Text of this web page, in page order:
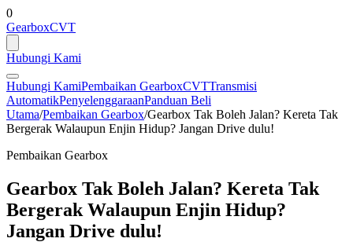
0
GearboxCVT
Hubungi Kami
Hubungi KamiPembaikan GearboxCVTTransmisi
AutomatikPenyelenggaraanPanduan Beli
Utama/Pembaikan Gearbox/Gearbox Tak Boleh Jalan? Kereta Tak
Bergerak Walaupun Enjin Hidup? Jangan Drive dulu!
Pembaikan Gearbox
Gearbox Tak Boleh Jalan? Kereta Tak
Bergerak Walaupun Enjin Hidup?
Jangan Drive dulu!